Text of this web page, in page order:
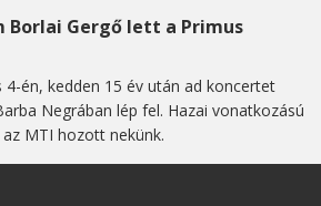
Borlai Gergő lett a Primus
4-én, kedden 15 év után ad koncertet
Negrában lép fel. Hazai vonatkozású
MTI hozott nekünk.